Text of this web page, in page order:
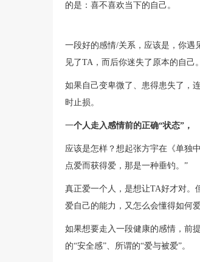
的是：喜不喜欢当下的自己。
一段好的感情/关系，应该是，你遇
见了TA，而后你迷失了原本的自己。
如果自己变卑微了、患得患失了，
时止损。
一个人走入感情前的正确“状态”，
应该是怎样？想起张方宇在《单独
点爱而获得爱，那是一种垂钓。”
真正爱一个人，是想让TA好才对。
爱自己的能力，又怎么会懂得如何
如果想要走入一段健康的感情，前
的“安全感”、所谓的“爱与被爱”。